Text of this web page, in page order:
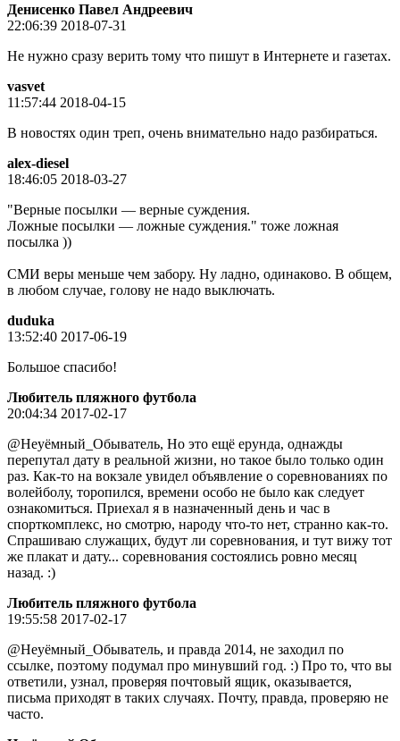
Денисенко Павел Андреевич
22:06:39 2018-07-31
Не нужно сразу верить тому что пишут в Интернете и газетах.
vasvet
11:57:44 2018-04-15
В новостях один треп, очень внимательно надо разбираться.
alex-diesel
18:46:05 2018-03-27
"Верные посылки — верные суждения.
Ложные посылки — ложные суждения." тоже ложная
посылка ))
СМИ веры меньше чем забору. Ну ладно, одинаково. В общем,
в любом случае, голову не надо выключать.
duduka
13:52:40 2017-06-19
Большое спасибо!
Любитель пляжного футбола
20:04:34 2017-02-17
@Неуёмный_Обыватель, Но это ещё ерунда, однажды
перепутал дату в реальной жизни, но такое было только один
раз. Как-то на вокзале увидел объявление о соревнованиях по
волейболу, торопился, времени особо не было как следует
ознакомиться. Приехал я в назначенный день и час в
спорткомплекс, но смотрю, народу что-то нет, странно как-то.
Спрашиваю служащих, будут ли соревнования, и тут вижу тот
же плакат и дату... соревнования состоялись ровно месяц
назад. :)
Любитель пляжного футбола
19:55:58 2017-02-17
@Неуёмный_Обыватель, и правда 2014, не заходил по
ссылке, поэтому подумал про минувший год. :) Про то, что вы
ответили, узнал, проверяя почтовый ящик, оказывается,
письма приходят в таких случаях. Почту, правда, проверяю не
часто.